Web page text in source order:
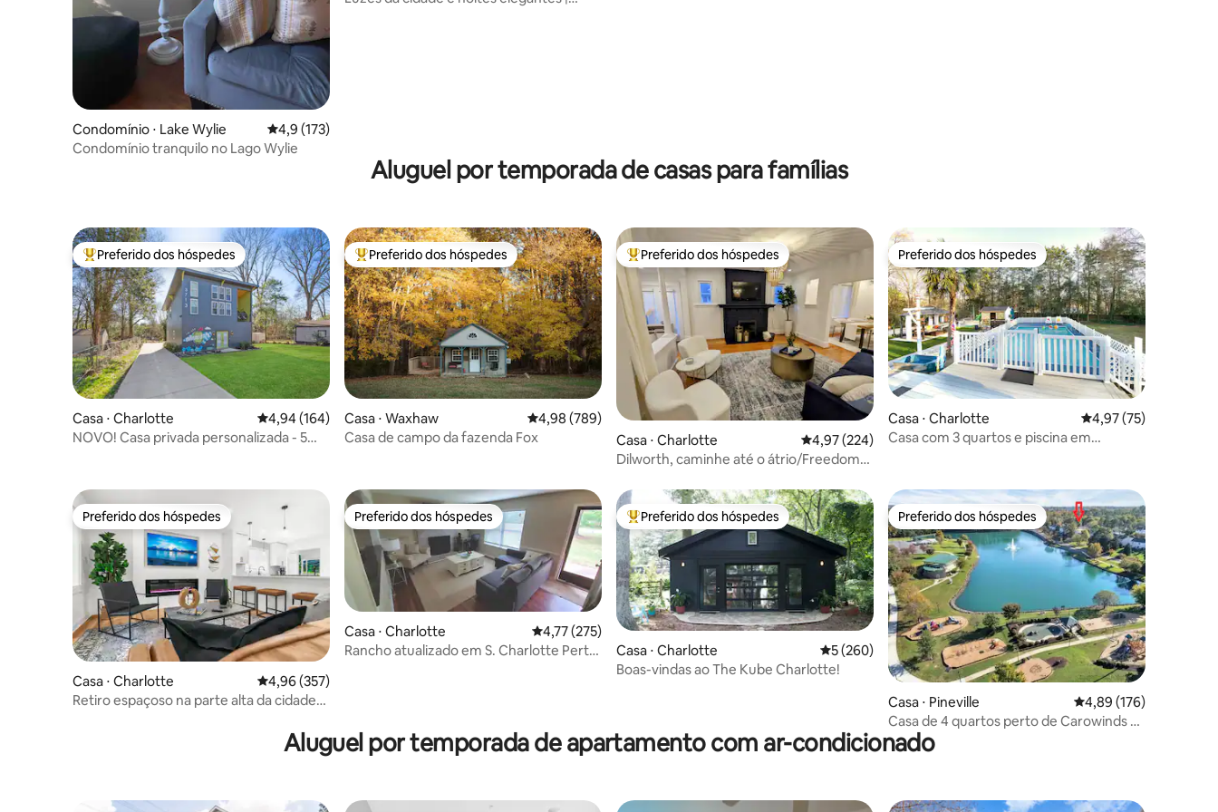
Condomínio ⋅ Lake Wylie 4,9 de uma avaliação média de 5, 173 avaliações
4,9 (173)
Condomínio tranquilo no Lago Wylie
Aluguel por temporada de casas para famílias
Entre os melhores preferidos dos hóspedes
Preferido dos hóspedes
Casa ⋅ Charlotte 4,94 de uma avaliação média de 5, 164 avaliações
4,94 (164)
NOVO! Casa privada personalizada - 5
Entre os melhores preferidos dos hóspedes
Preferido dos hóspedes
Casa ⋅ Waxhaw 4,98 de uma avaliação média de 5, 789 avaliações
4,98 (789)
Casa de campo da fazenda Fox
Entre os melhores preferidos dos hóspedes
Preferido dos hóspedes
Casa ⋅ Charlotte 4,97 de uma avaliação média de 5, 224 avaliações
4,97 (224)
Dilworth, caminhe até o átrio/Freedom
Preferido dos hóspedes
Preferido dos hóspedes
Casa ⋅ Charlotte 4,97 de uma
4,97 (75)
Casa com 3 quartos e piscina em
Preferido dos hóspedes
Preferido dos hóspedes
Casa ⋅ Charlotte 4,96 de uma avaliação média de 5, 357 avaliações
4,96 (357)
Retiro espaçoso na parte alta da cidade
Preferido dos hóspedes
Preferido dos hóspedes
Casa ⋅ Charlotte 4,77 de uma avaliação média de 5, 275 avaliações
4,77 (275)
Rancho atualizado em S. Charlotte Perto
Entre os melhores preferidos dos hóspedes
Preferido dos hóspedes
Casa ⋅ Charlotte 5 de uma avaliação média de 5, 260 avaliações
5 (260)
Boas-vindas ao The Kube Charlotte!
Preferido dos hóspedes
Preferido dos hóspedes
Casa ⋅ Pineville 4,89 de uma avaliação
4,89 (176)
Casa de 4 quartos perto de Carowinds e
ao lado do lago
Aluguel por temporada de apartamento com ar-condicionado